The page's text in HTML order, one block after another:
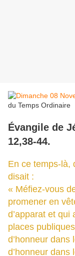
du Temps Ordinaire
Évangile de
12,38-44.
En ce temps-là,
disait :
« Méfiez-vous
promener en
d’apparat et
places
d’honneur
d’honneur dans